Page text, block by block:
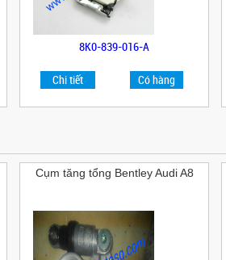
8K0-839-016-A
Chi tiết Có hàng
Cụm tăng tổng Bentley Audi A8